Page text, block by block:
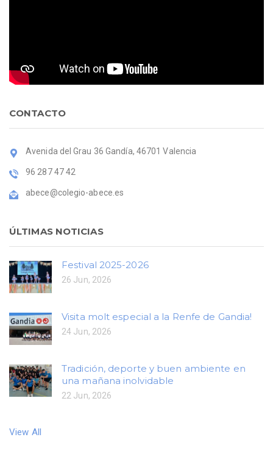
CONTACTO
Avenida del Grau 36 Gandía, 46701 Valencia
96 287 47 42
abece@colegio-abece.es
ÚLTIMAS NOTICIAS
Festival 2025-2026
26 Jun, 2026
Visita molt especial a la Renfe de Gandia!
24 Jun, 2026
Tradición, deporte y buen ambiente en
una mañana inolvidable
22 Jun, 2026
View All